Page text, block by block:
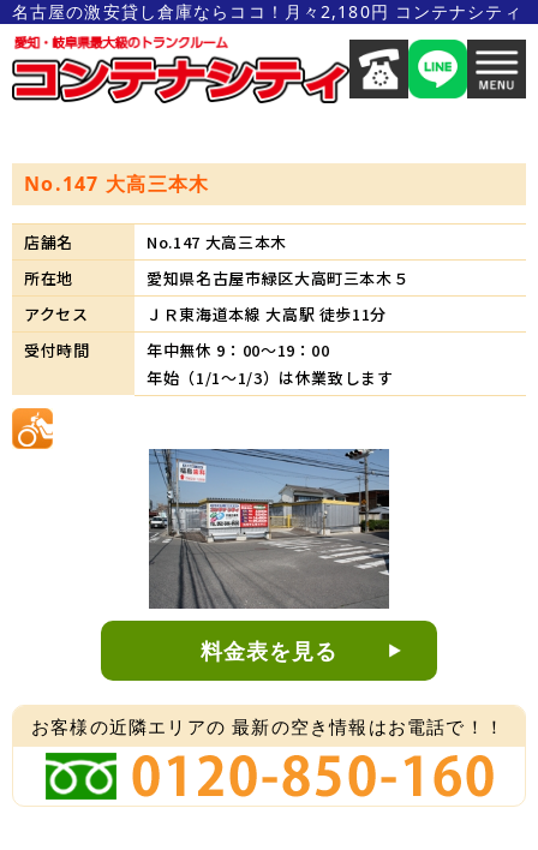
名古屋の激安貸し倉庫ならココ！月々2,180円 コンテナシティ
No.147 大高三本木
店舗名
No.147 大高三本木
所在地
愛知県名古屋市緑区大高町三本木５
アクセス
ＪＲ東海道本線 大高駅 徒歩11分
受付時間
年中無休 9：00～19：00
年始（1/1～1/3）は休業致します
料金表を見る
お客様の近隣エリアの 最新の空き情報はお電話で！！